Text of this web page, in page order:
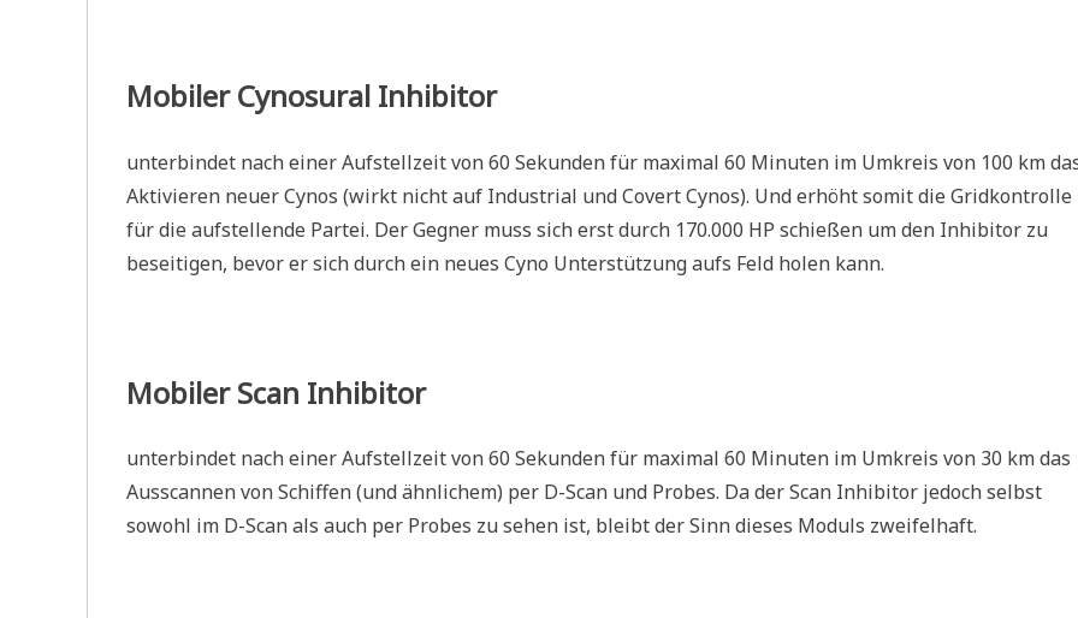
Mobiler Cynosural Inhibitor
unterbindet nach einer Aufstellzeit von 60 Sekunden für maximal 60 Minuten im Umkreis von 100 km
Aktivieren neuer Cynos (wirkt nicht auf Industrial und Covert Cynos). Und erhöht somit die Gridkontrolle
für die aufstellende Partei. Der Gegner muss sich erst durch 170.000 HP schießen um den Inhibitor zu
beseitigen, bevor er sich durch ein neues Cyno Unterstützung aufs Feld holen kann.
Mobiler Scan Inhibitor
unterbindet nach einer Aufstellzeit von 60 Sekunden für maximal 60 Minuten im Umkreis von 30 km das
Ausscannen von Schiffen (und ähnlichem) per D-Scan und Probes. Da der Scan Inhibitor jedoch selbst
sowohl im D-Scan als auch per Probes zu sehen ist, bleibt der Sinn dieses Moduls zweifelhaft.